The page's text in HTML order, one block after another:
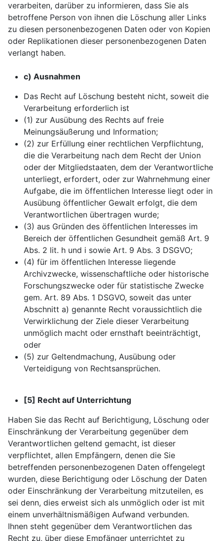
verarbeiten, darüber zu informieren, dass Sie als
betroffene Person von ihnen die Löschung aller Links
zu diesen personenbezogenen Daten oder von Kopien
oder Replikationen dieser personenbezogenen Daten
verlangt haben.
c) Ausnahmen
Das Recht auf Löschung besteht nicht, soweit die
Verarbeitung erforderlich ist
(1) zur Ausübung des Rechts auf freie
Meinungsäußerung und Information;
(2) zur Erfüllung einer rechtlichen Verpflichtung,
die die Verarbeitung nach dem Recht der Union
oder der Mitgliedstaaten, dem der Verantwortliche
unterliegt, erfordert, oder zur Wahrnehmung einer
Aufgabe, die im öffentlichen Interesse liegt oder in
Ausübung öffentlicher Gewalt erfolgt, die dem
Verantwortlichen übertragen wurde;
(3) aus Gründen des öffentlichen Interesses im
Bereich der öffentlichen Gesundheit gemäß Art. 9
Abs. 2 lit. h und i sowie Art. 9 Abs. 3 DSGVO;
(4) für im öffentlichen Interesse liegende
Archivzwecke, wissenschaftliche oder historische
Forschungszwecke oder für statistische Zwecke
gem. Art. 89 Abs. 1 DSGVO, soweit das unter
Abschnitt a) genannte Recht voraussichtlich die
Verwirklichung der Ziele dieser Verarbeitung
unmöglich macht oder ernsthaft beeinträchtigt,
oder
(5) zur Geltendmachung, Ausübung oder
Verteidigung von Rechtsansprüchen.
[5] Recht auf Unterrichtung
Haben Sie das Recht auf Berichtigung, Löschung oder
Einschränkung der Verarbeitung gegenüber dem
Verantwortlichen geltend gemacht, ist dieser
verpflichtet, allen Empfängern, denen die Sie
betreffenden personenbezogenen Daten offengelegt
wurden, diese Berichtigung oder Löschung der Daten
oder Einschränkung der Verarbeitung mitzuteilen, es
sei denn, dies erweist sich als unmöglich oder ist mit
einem unverhältnismäßigen Aufwand verbunden.
Ihnen steht gegenüber dem Verantwortlichen das
Recht zu, über diese Empfänger unterrichtet zu